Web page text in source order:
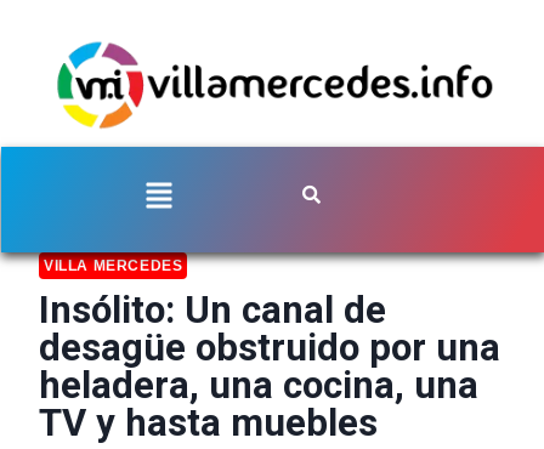
VILLA MERCEDES
Insólito: Un canal de
desagüe obstruido por una
heladera, una cocina, una
TV y hasta muebles